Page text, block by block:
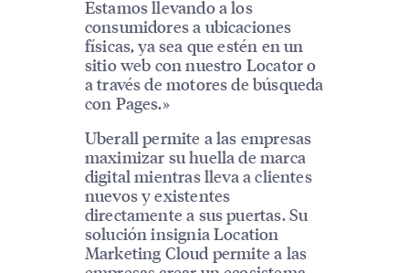
Estamos llevando a los
consumidores a ubicaciones
físicas, ya sea que estén en un
sitio web con nuestro Locator o
a través de motores de búsqueda
con Pages.»
Uberall permite a las empresas
maximizar su huella de marca
digital mientras lleva a clientes
nuevos y existentes
directamente a sus puertas. Su
solución insignia Location
Marketing Cloud permite a las